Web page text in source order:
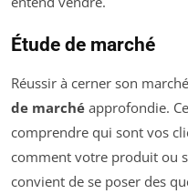
Étude de marché
Réussir à cerner son
de marché approfondie.
comprendre qui sont vos
comment votre produit ou
convient de se poser des